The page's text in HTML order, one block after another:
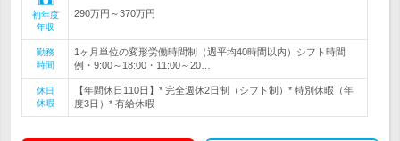
初年度
年収
290万円～370万円
勤務
時間
1ヶ月単位の変形労働時間制（週平均40時間以内）シフト時間
例・9:00～18:00・11:00～20…
休日
休暇
【年間休日110日】* 完全週休2日制（シフト制）* 特別休暇（年
度3日）* 有給休暇